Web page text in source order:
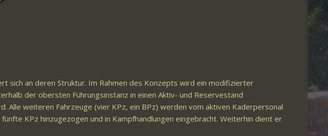
sich an deren Struktur. Im Rahmen des Konzepts wird ein modifizierter
der obersten Führungsinstanz in einen Aktiv- und Reservestand
weiteren Fahrzeuge (vier KPz, ein BPz) werden vom aktiven Kaderpersonal
KPz hinzugezogen und in Kampfhandlungen eingebracht. Weiterhin dient er